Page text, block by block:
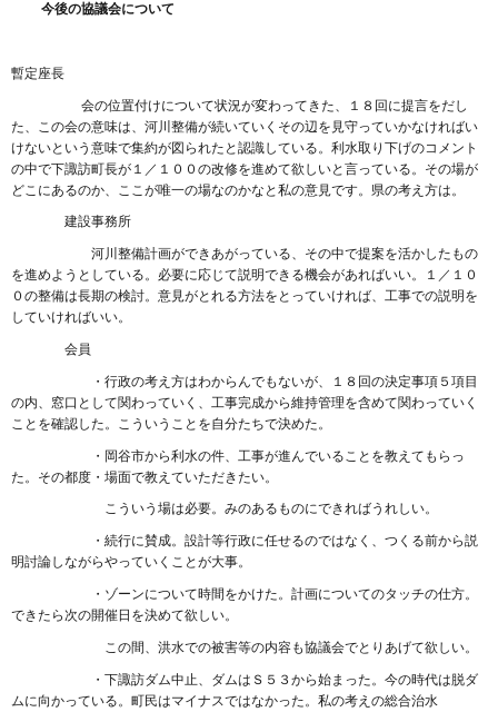
今後の協議会について
暫定座長
会の位置付けについて状況が変わってきた、１８回に提言をだし
た、この会の意味は、河川整備が続いていくその辺を見守っていかなければい
けないという意味で集約が図られたと認識している。利水取り下げのコメント
の中で下諏訪町長が１／１００の改修を進めて欲しいと言っている。その場が
どこにあるのか、ここが唯一の場なのかなと私の意見です。県の考え方は。
建設事務所
河川整備計画ができあがっている、その中で提案を活かしたもの
を進めようとしている。必要に応じて説明できる機会があればいい。１／１０
０の整備は長期の検討。意見がとれる方法をとっていければ、工事での説明を
していければいい。
会員
・行政の考え方はわからんでもないが、１８回の決定事項５項目
の内、窓口として関わっていく、工事完成から維持管理を含めて関わっていく
ことを確認した。こういうことを自分たちで決めた。
・岡谷市から利水の件、工事が進んでいることを教えてもらっ
た。その都度・場面で教えていただきたい。
こういう場は必要。みのあるものにできればうれしい。
・続行に賛成。設計等行政に任せるのではなく、つくる前から説
明討論しながらやっていくことが大事。
・ゾーンについて時間をかけた。計画についてのタッチの仕方。
できたら次の開催日を決めて欲しい。
この間、洪水での被害等の内容も協議会でとりあげて欲しい。
・下諏訪ダム中止、ダムはＳ５３から始まった。今の時代は脱ダ
ムに向かっている。町民はマイナスではなかった。私の考えの総合治水